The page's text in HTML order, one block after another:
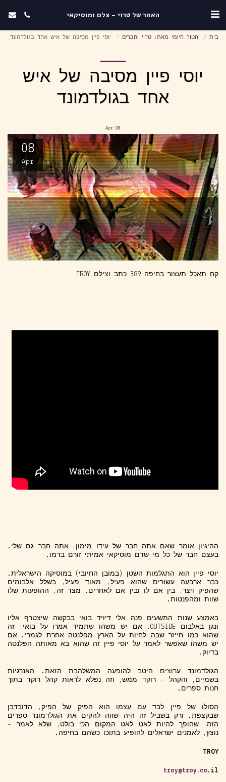
האתר של טרוי - צלם ומוסיקאי
בית הטור היומי מאת: טרוי וחברים יוסי פיין מסיבה של איש אחד בגולדמונד
יוסי פיין מסיבה של איש
אחד בגולדמונד
08
Apr
08
Apr
קח תאכל תעצור בחיפה 389 כתב וצילם TROY
ההיגיון אומר שאם אתה חבר של עידו מימון, אתה חבר גם שלי.
בעצם חבר של כל מי שדם מוסיקאי אמיתי זורם בדמו.
יוסי פיין הוא התגלמות השטן (במובן החיובי) במוסיקה הישראלית.
כבר ארבעה עשורים שהוא פעיל, מאוד פעיל, בשלל אלבומים
שהפיק ויצר, בין אם לו ובין אם לאחרים. מצד זה, ההופעות שלו
שוות ומהפנטות.
באמצע שנות התשעים פנה אלי דיויד בואי בבקשה שיצטרף אליו
ונגן באלבום OUTSIDE. אם יש משהו שתמיד אמרו על בואי, זה
שהוא כמו חייזר שבה לחיות על הארץ מפלנטה אחרת לגמרי. אם
יש משהו שאפשר לאמר על יוסי פיין זה שהוא בא מאותה הפלנטה
בדיוק.
הגולדמונד ערוצים היטב להופעה המשלהבת הזאת. האנרגיות
בשמיים, והקהל - רוקד ממש, וזה נפלא לראות קהל רוקד בתוך
חנות ספרים.
הסולו של פיין לבד עם עצמו הוא הפיק של הפיק, הדובדבן
שבקצפת. ורק בשביל זה היה שווה להקים את הגולדמונד ספרים
הזה, שהופך להיות לאט לאט המקום הכי בולט, שלא לאמר -
נוצץ, לאמנים ישראלים להופיע בתוכו כשהם בחיפה.
TROY
troy@troy.co .il